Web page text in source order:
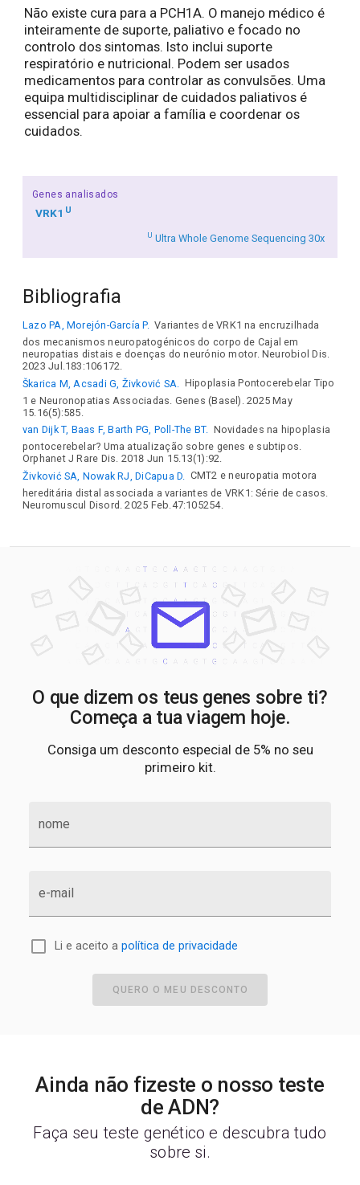
Não existe cura para a PCH1A. O manejo médico é
inteiramente de suporte, paliativo e focado no
controlo dos sintomas. Isto inclui suporte
respiratório e nutricional. Podem ser usados
medicamentos para controlar as convulsões. Uma
equipa multidisciplinar de cuidados paliativos é
essencial para apoiar a família e coordenar os
cuidados.
Genes analisados
VRK1 U
U Ultra Whole Genome Sequencing 30x
Bibliografia
Lazo PA, Morejón-García P. Variantes de VRK1 na encruzilhada
dos mecanismos neuropatogénicos do corpo de Cajal em
neuropatias distais e doenças do neurónio motor. Neurobiol Dis.
2023 Jul.183:106172.
Škarica M, Acsadi G, Živković SA.
Hipoplasia Pontocerebelar Tipo
1 e Neuronopatias Associadas. Genes (Basel). 2025 May
15.16(5):585.
van Dijk T, Baas F, Barth PG, Poll-The BT. Novidades na hipoplasia
pontocerebelar? Uma atualização sobre genes e subtipos.
Orphanet J Rare Dis. 2018 Jun 15.13(1):92.
Živković SA, Nowak RJ, DiCapua D.
CMT2 e neuropatia motora
hereditária distal associada a variantes de VRK1: Série de casos.
Neuromuscul Disord. 2025 Feb.47:105254.
O que dizem os teus genes sobre ti?
Começa a tua viagem hoje.
Consiga um desconto especial de 5% no seu
primeiro kit.
nome
e-mail
Li e aceito a política de privacidade
QUERO O MEU DESCONTO
Ainda não fizeste o nosso teste
de ADN?
Faça seu teste genético e descubra tudo
sobre si.